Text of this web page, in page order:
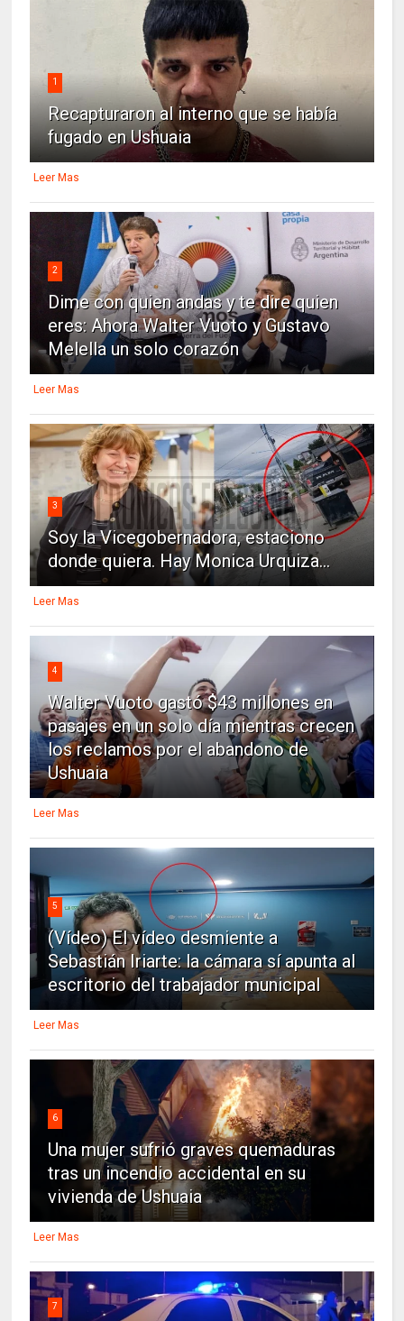
1
Recapturaron al interno que se había
fugado en Ushuaia
Leer Mas
2
Dime con quien andas y te dire quien
eres: Ahora Walter Vuoto y Gustavo
Melella un solo corazón
Leer Mas
3
Soy la Vicegobernadora, estaciono
donde quiera. Hay Monica Urquiza...
Leer Mas
4
Walter Vuoto gastó $43 millones en
pasajes en un solo día mientras crecen
los reclamos por el abandono de
Ushuaia
Leer Mas
5
(Vídeo) El vídeo desmiente a
Sebastián Iriarte: la cámara sí apunta al
escritorio del trabajador municipal
Leer Mas
6
Una mujer sufrió graves quemaduras
tras un incendio accidental en su
vivienda de Ushuaia
Leer Mas
7